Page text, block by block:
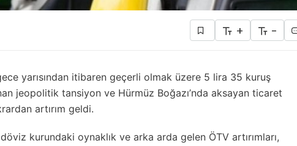
+ -
yarısından itibaren geçerli olmak üzere 5 lira 35 kuruş
jeopolitik tansiyon ve Hürmüz Boğazı’nda aksayan ticaret
artırım geldi.
kurundaki oynaklık ve arka arda gelen ÖTV artırımları,